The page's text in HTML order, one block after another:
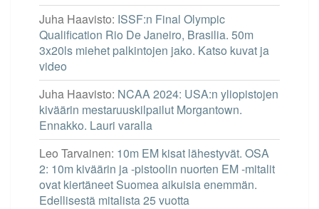
Juha Haavisto: ISSF:n Final Olympic
Qualification Rio De Janeiro, Brasilia. 50m
3x20ls miehet palkintojen jako. Katso kuvat ja
video
Juha Haavisto: NCAA 2024: USA:n yliopistojen
kiväärin mestaruuskilpailut Morgantown.
Ennakko. Lauri varalla
Leo Tarvainen: 10m EM kisat lähestyvät. OSA
2: 10m kiväärin ja -pistoolin nuorten EM -mitalit
ovat kiertäneet Suomea aikuisia enemmän.
Edellisestä mitalista 25 vuotta